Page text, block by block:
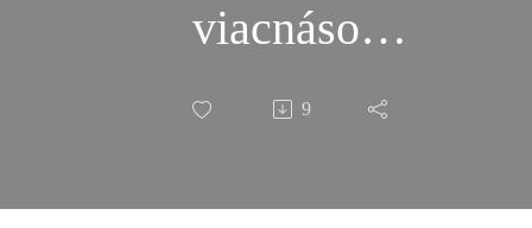
viacnásobná
majsterka
Európy v
9